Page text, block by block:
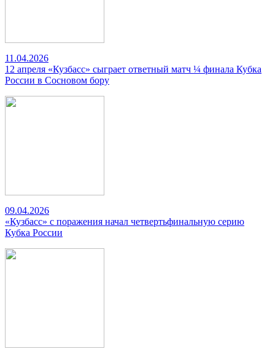
11.04.2026
12 апреля «Кузбасс» сыграет ответный матч ¼ финала Кубка
России в Сосновом бору
09.04.2026
«Кузбасс» с поражения начал четвертьфинальную серию
Кубка России